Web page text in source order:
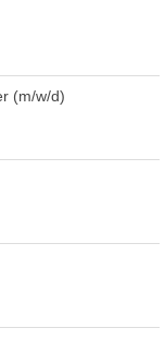
(m/w/d)